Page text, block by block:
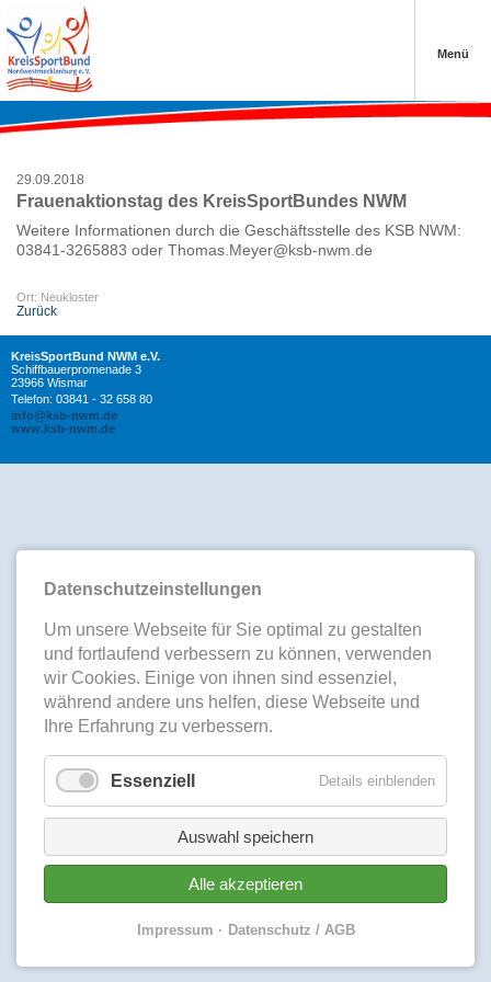
Menü
vergangene Termine
›
Anmeldung Schwedenlauf
Projekte der Sportjugend
29.09.2018
Frauenaktionstag des KreisSportBundes NWM
Weitere Informationen durch die Geschäftsstelle des KSB NWM:
03841-3265883 oder Thomas.Meyer@ksb-nwm.de
Ort: Neukloster
Zurück
KreisSportBund NWM e.V.
Schiffbauerpromenade 3
23966 Wismar
Telefon: 03841 - 32 658 80
info@ksb-nwm.de
www.ksb-nwm.de
Datenschutzeinstellungen
Um unsere Webseite für Sie optimal zu gestalten
und fortlaufend verbessern zu können, verwenden
wir Cookies. Einige von ihnen sind essenziel,
während andere uns helfen, diese Webseite und
Ihre Erfahrung zu verbessern.
Essenziell Details einblenden
Auswahl speichern
Alle akzeptieren
Impressum Datenschutz / AGB